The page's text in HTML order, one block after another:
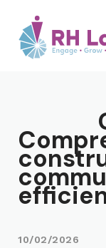
10/02/2026